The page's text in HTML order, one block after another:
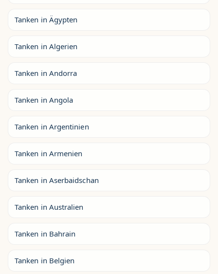
Tanken in Ägypten
Tanken in Algerien
Tanken in Andorra
Tanken in Angola
Tanken in Argentinien
Tanken in Armenien
Tanken in Aserbaidschan
Tanken in Australien
Tanken in Bahrain
Tanken in Belgien